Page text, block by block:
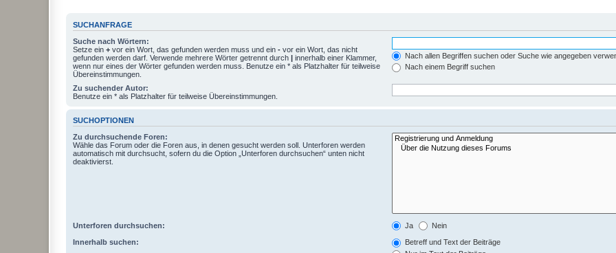
SUCHANFRAGE
Suche nach Wörtern:
Setze ein + vor ein Wort, das gefunden werden muss und ein - vor ein Wort, das nicht
gefunden werden darf. Verwende mehrere Wörter getrennt durch | innerhalb einer Klammer,
wenn nur eines der Wörter gefunden werden muss. Benutze ein * als Platzhalter für teilweise
Übereinstimmungen.
Nach allen Begriffen suchen oder Suche wie angegeben
Nach einem Begriff suchen
Zu suchender Autor:
Benutze ein * als Platzhalter für teilweise Übereinstimmungen.
SUCHOPTIONEN
Zu durchsuchende Foren:
Wähle das Forum oder die Foren aus, in denen gesucht werden soll. Unterforen werden
automatisch mit durchsucht, sofern du die Option „Unterforen durchsuchen“ unten nicht
deaktivierst.
Unterforen durchsuchen: Ja Nein
Innerhalb suchen:
Betreff und Text der Beiträge